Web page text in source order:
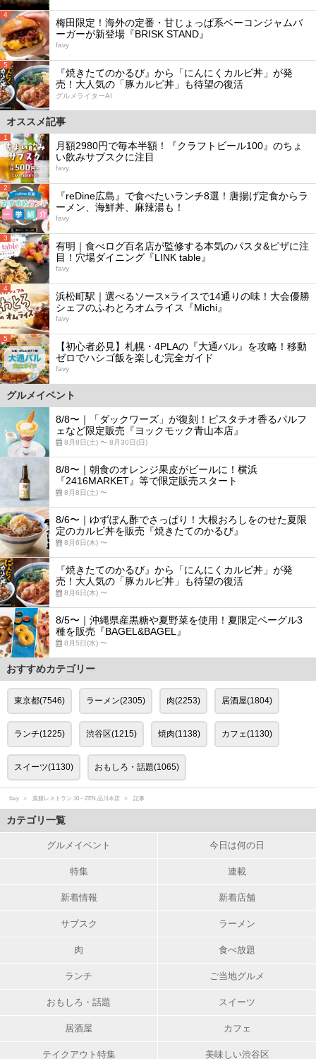
4
梅田限定！海外の定番・甘じょっぱ系ベーコンジャムバ
ーガーが新登場『BRISK STAND』
favy
5
『焼きたてのかるび』から「にんにくカルビ丼」が発
売！大人気の「豚カルビ丼」も待望の復活
グルメライターAI
オススメ記事
1
月額2980円で毎本半額！『クラフトビール100』のちょ
い飲みサブスクに注目
favy
2
『reDine広島』で食べたいランチ8選！唐揚げ定食からラ
ーメン、海鮮丼、麻辣湯も！
favy
3
有明｜食べログ百名店が監修する本気のパスタ&ピザに注
目！穴場ダイニング『LINK table』
favy
4
浜松町駅｜選べるソース×ライスで14通りの味！大会優勝
シェフのふわとろオムライス『Michi』
favy
5
【初心者必見】札幌・4PLAの『大通バル』を攻略！移動
ゼロでハシゴ飯を楽しむ完全ガイド
favy
グルメイベント
8/8〜｜「ダックワーズ」が復刻！ピスタチオ香るパルフ
ェなど限定販売『ヨックモック青山本店』
8月8日(土) 〜 8月30日(日)
8/8〜｜朝食のオレンジ果皮がビールに！横浜
『2416MARKET』等で限定販売スタート
8月8日(土) 〜
8/6〜｜ゆずぽん酢でさっぱり！大根おろしをのせた夏限
定のカルビ丼を販売『焼きたてのかるび』
8月6日(木) 〜
『焼きたてのかるび』から「にんにくカルビ丼」が発
売！大人気の「豚カルビ丼」も待望の復活
8月6日(木) 〜
8/5〜｜沖縄県産黒糖や夏野菜を使用！夏限定ベーグル3
種を販売『BAGEL&BAGEL』
8月5日(水) 〜
おすすめカテゴリー
東京都(7546) ラーメン(2305) 肉(2253) 居酒屋(1804)
ランチ(1225) 渋谷区(1215) 焼肉(1138) カフェ(1130)
スイーツ(1130) おもしろ・話題(1065)
favy 薬膳レストラン 10－ZEN 品川本店 記事
カテゴリ一覧
グルメイベント 今日は何の日
特集 連載
新着情報 新着店舗
サブスク ラーメン
肉 食べ放題
ランチ ご当地グルメ
おもしろ・話題 スイーツ
居酒屋 カフェ
テイクアウト特集 美味しい渋谷区